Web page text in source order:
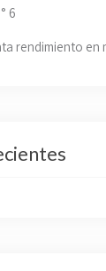
6
rendimiento en